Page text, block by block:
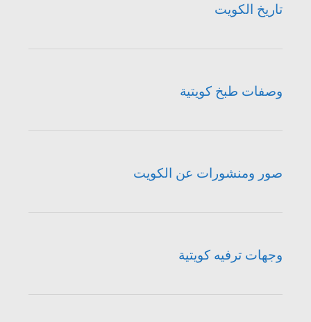
تاريخ الكويت
وصفات طبخ كويتية
صور ومنشورات عن الكويت
وجهات ترفيه كويتية